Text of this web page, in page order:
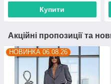
Купити
Акційні пропозиції та
НОВИНКА 06.08.26